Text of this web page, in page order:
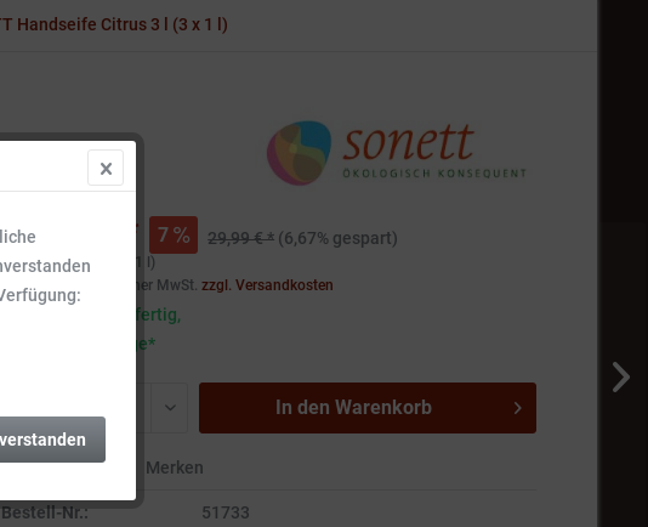
Handseife Citrus 3 l (3 x 1 l)
27,99 € * 7 29,99 € * (6,67% gespart)
Inhalt:3 l (9,33 € * / 1 l)
Preise inkl. gesetzlicher MwSt.zzgl. Versandkosten
Sofort versandfertig,
Lieferzeit 3-5 Tage*
In den Warenkorb
Vergleichen Merken
Bestell-Nr.:
51733